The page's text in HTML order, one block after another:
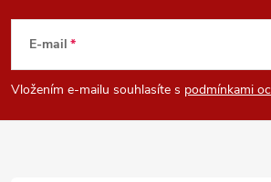
p
E-mail
Vložením e-mailu souhlasíte s podmínkami